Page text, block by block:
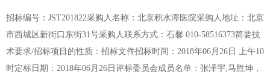
商业信誉和健全的财务会计制度。3、具有履行合同所必需的设备和专
业技术能力。4、有依法缴纳税收和社会保障资金的良好记录。5、近
三年内（本项目投标截止期前）在经营活动中没有重大违法记录。6、
按照招标公告要求购买了招标文件。7、符合法律、行政法规规定…
招标编号：JST201822采购人名称：北京积水潭医院采购人地址：北京
市西城区新街口东街31号采购人联系方式：石馨 010-58516373简要技
术要求/招标项目的性质：招标文件招标时间：2018年06月26日 上午10
时定标日期：2018年06月26日评标委员会成员名单：张泽宇,马胜坤，